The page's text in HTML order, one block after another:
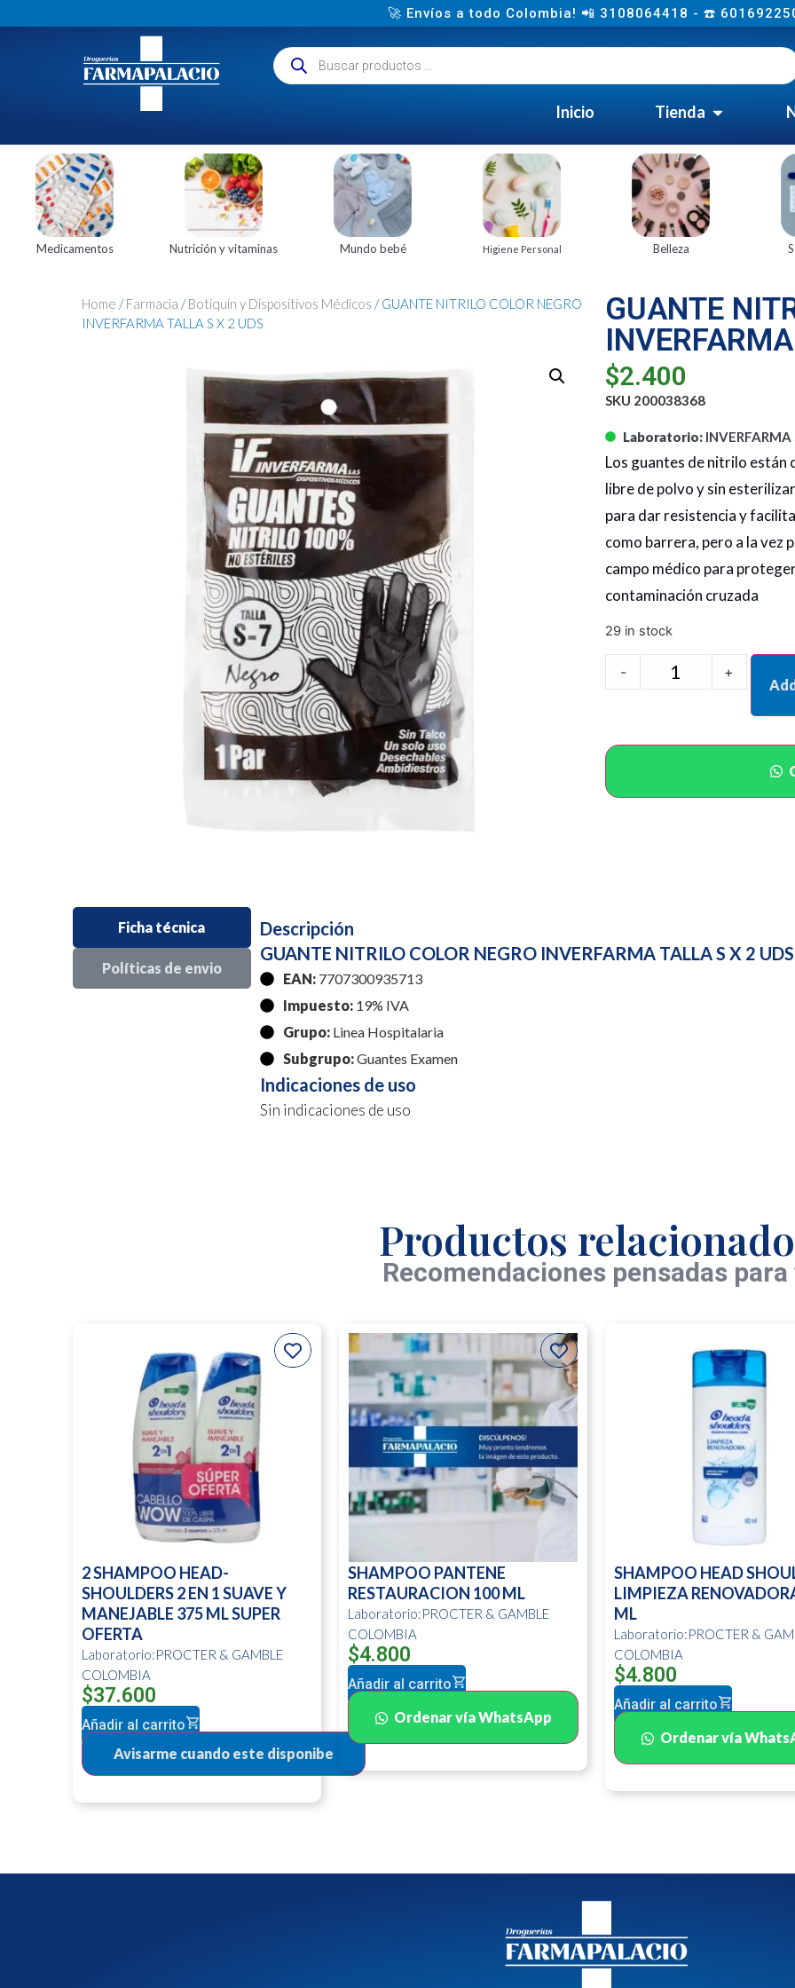
🚀 Envíos a todo Colombia! 📲 3108064418 - ☎️
Inicio Tienda
Medicamentos Nutrición y vitaminas Mundo bebé Higiene Personal Belleza
Home /Farmacia /Botiquín y Dispositivos Médicos / GUANTE NITRILO COLOR NEGRO
INVERFARMA TALLA S X 2 UDS
GUANTE
$2.400
SKU 200038368
Laboratorio: INVERFARMA
Los guantes de nitrilo
libre de polvo y sin
para dar resistencia y
como barrera, pero a la vez
campo médico para
contaminación cruzada
29 in stock
- +
Ficha técnica
Políticas de envio
Descripción
GUANTE NITRILO COLOR NEGRO INVERFARMA TALLA S X 2
EAN:7707300935713
Impuesto:19% IVA
Grupo:Linea Hospitalaria
Subgrupo:Guantes Examen
Indicaciones de uso
Sin indicaciones de uso
Productos
Recomendaciones pensadas
2 SHAMPOO HEAD-
SHOULDERS 2 EN 1 SUAVE Y
MANEJABLE 375 ML SUPER
OFERTA
Laboratorio:PROCTER & GAMBLE
COLOMBIA
$37.600
Añadir al carrito
SHAMPOO PANTENE
RESTAURACION 100 ML
Laboratorio:PROCTER & GAMBLE
COLOMBIA
$4.800
Añadir al carrito
Ordenar vía WhatsApp
SHAMPOO HEAD
LIMPIEZA
ML
Laboratorio:PROCTER &
COLOMBIA
$4.800
Añadir al carrito
Ordenar vía